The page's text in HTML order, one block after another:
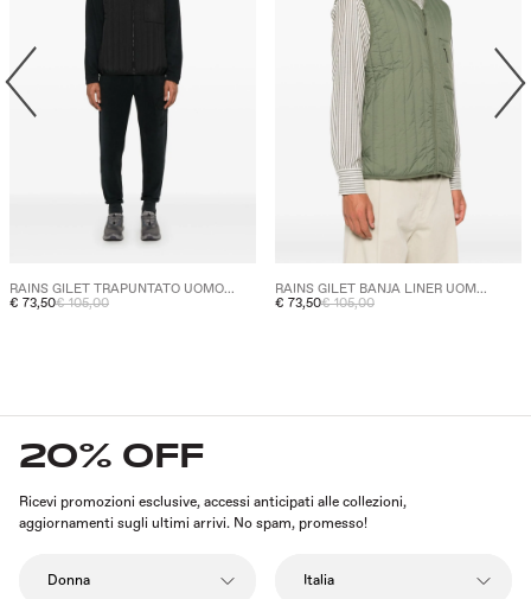
RAINS GILET TRAPUNTATO UOMO...
€ 73,50€ 105,00
RAINS GILET BANJA LINER UOM...
€ 73,50€ 105,00
20% OFF
Ricevi promozioni esclusive, accessi anticipati alle collezioni,
aggiornamenti sugli ultimi arrivi. No spam, promesso!